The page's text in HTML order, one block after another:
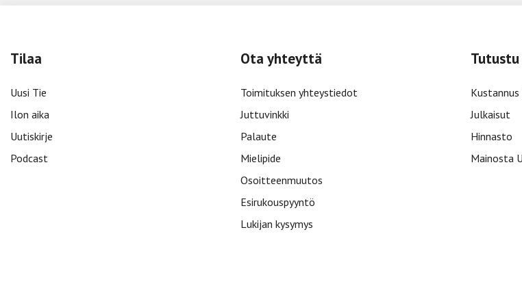
Tilaa
Uusi Tie
Ilon aika
Uutiskirje
Podcast
Ota yhteyttä
Toimituksen yhteystiedot
Juttuvinkki
Palaute
Mielipide
Osoitteenmuutos
Esirukouspyyntö
Lukijan kysymys
Kustannus
Julkaisut
Hinnasto
Mainosta